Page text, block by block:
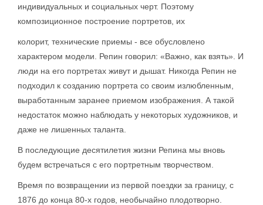
индивидуальных и социальных черт. Поэтому
композиционное построение портретов, их
колорит, технические приемы - все обусловлено
характером модели. Репин говорил: «Важно, как взять». И
люди на его портретах живут и дышат. Никогда Репин не
подходил к созданию портрета со своим излюбленным,
выработанным заранее приемом изображения. А такой
недостаток можно наблюдать у некоторых художников, и
даже не лишенных таланта.
В последующие десятилетия жизни Репина мы вновь
будем встречаться с его портретным творчеством.
Время по возвращении из первой поездки за границу, с
1876 до конца 80-х годов, необычайно плодотворно.